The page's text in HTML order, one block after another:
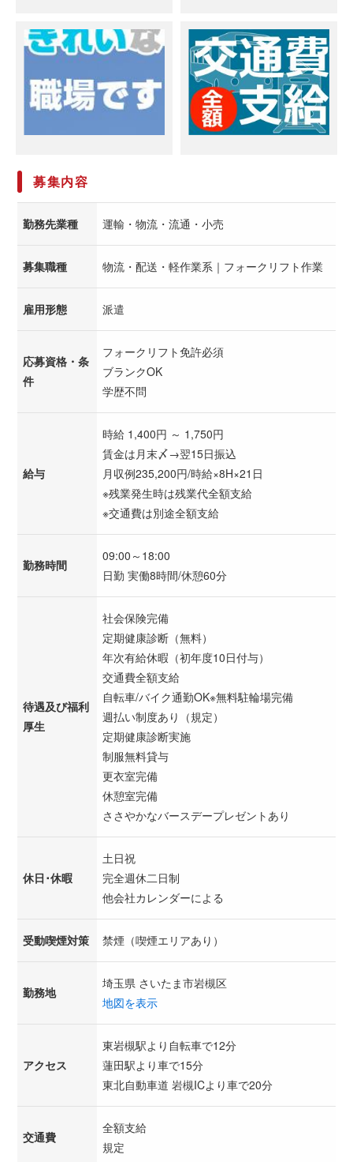
募集内容
勤務先業種 運輸・物流・流通・小売
募集職種 物流・配送・軽作業系｜フォークリフト作業
雇用形態 派遣
応募資格・条
件
フォークリフト免許必須
ブランクOK
学歴不問
給与
時給 1,400円 ～ 1,750円
賃金は月末〆→翌15日振込
月収例235,200円/時給×8H×21日
※残業発生時は残業代全額支給
※交通費は別途全額支給
勤務時間
09:00～18:00
日勤 実働8時間/休憩60分
待遇及び福利
厚生
社会保険完備
定期健康診断（無料）
年次有給休暇（初年度10日付与）
交通費全額支給
自転車/バイク通勤OK※無料駐輪場完備
週払い制度あり（規定）
定期健康診断実施
制服無料貸与
更衣室完備
休憩室完備
ささやかなバースデープレゼントあり
休日･休暇
土日祝
完全週休二日制
他会社カレンダーによる
受動喫煙対策 禁煙（喫煙エリアあり）
勤務地
埼玉県 さいたま市岩槻区
地図を表示
アクセス
東岩槻駅より自転車で12分
蓮田駅より車で15分
東北自動車道 岩槻ICより車で20分
交通費
全額支給
規定